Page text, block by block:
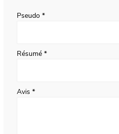
Pseudo
Résumé
Avis